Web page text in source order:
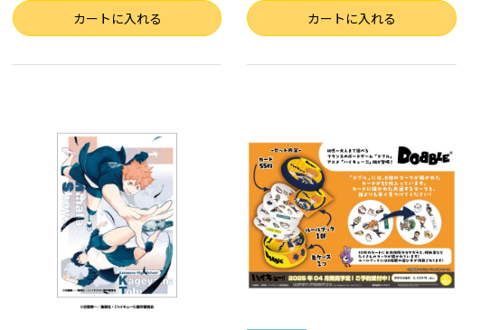
数量 カートに入れる 数量 カートに入れる